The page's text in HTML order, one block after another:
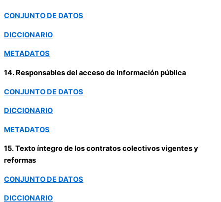
CONJUNTO DE DATOS
DICCIONARIO
METADATOS
14. Responsables del acceso de información pública
CONJUNTO DE DATOS
DICCIONARIO
METADATOS
15. Texto íntegro de los contratos colectivos vigentes y
reformas
CONJUNTO DE DATOS
DICCIONARIO